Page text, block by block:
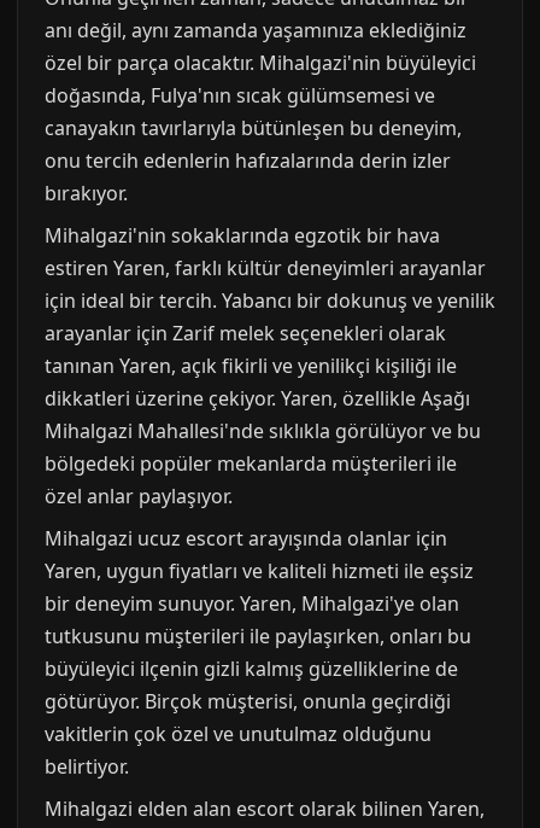
anı değil, aynı zamanda yaşamınıza eklediğiniz
özel bir parça olacaktır. Mihalgazi'nin büyüleyici
doğasında, Fulya'nın sıcak gülümsemesi ve
canayakın tavırlarıyla bütünleşen bu deneyim,
onu tercih edenlerin hafızalarında derin izler
bırakıyor.
Mihalgazi'nin sokaklarında egzotik bir hava
estiren Yaren, farklı kültür deneyimleri arayanlar
için ideal bir tercih. Yabancı bir dokunuş ve yenilik
arayanlar için Zarif melek seçenekleri olarak
tanınan Yaren, açık fikirli ve yenilikçi kişiliği ile
dikkatleri üzerine çekiyor. Yaren, özellikle Aşağı
Mihalgazi Mahallesi'nde sıklıkla görülüyor ve bu
bölgedeki popüler mekanlarda müşterileri ile
özel anlar paylaşıyor.
Mihalgazi ucuz escort arayışında olanlar için
Yaren, uygun fiyatları ve kaliteli hizmeti ile eşsiz
bir deneyim sunuyor. Yaren, Mihalgazi'ye olan
tutkusunu müşterileri ile paylaşırken, onları bu
büyüleyici ilçenin gizli kalmış güzelliklerine de
götürüyor. Birçok müşterisi, onunla geçirdiği
vakitlerin çok özel ve unutulmaz olduğunu
belirtiyor.
Mihalgazi elden alan escort olarak bilinen Yaren,